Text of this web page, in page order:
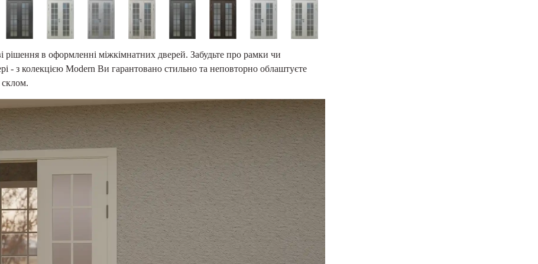
рішення в оформленні міжкімнатних дверей. Забудьте про рамки чи
- з колекцією Modern Ви гарантовано стильно та неповторно облаштуєте
склом.